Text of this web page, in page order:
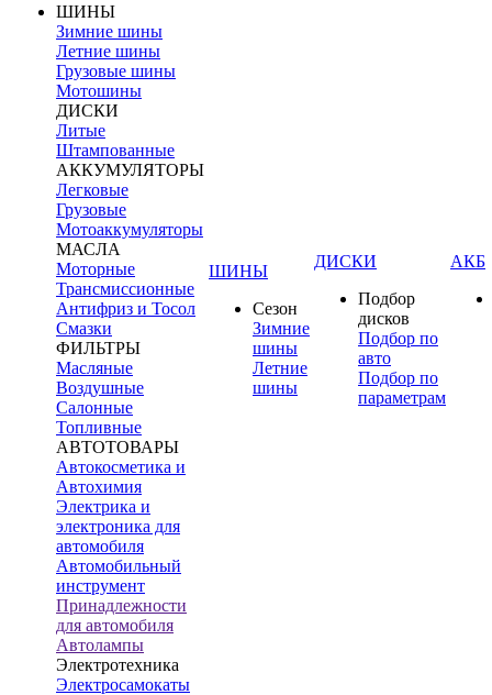
ШИНЫ
Зимние шины
Летние шины
Грузовые шины
Мотошины
ДИСКИ
Литые
Штампованные
АККУМУЛЯТОРЫ
Легковые
Грузовые
Мотоаккумуляторы
МАСЛА
Моторные
Трансмиссионные
Антифриз и Тосол
Смазки
ФИЛЬТРЫ
Масляные
Воздушные
Салонные
Топливные
АВТОТОВАРЫ
Автокосметика и
Автохимия
Электрика и
электроника для
автомобиля
Автомобильный
инструмент
Принадлежности
для автомобиля
Автолампы
Электротехника
Электросамокаты
ШИНЫ
Сезон
Зимние
шины
Летние
шины
ДИСКИ
Подбор
дисков
Подбор по
авто
Подбор по
параметрам
АКБ